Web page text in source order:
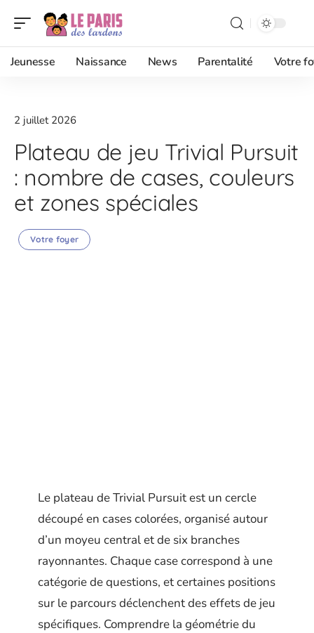
Jeunesse Naissance News Parentalité Votre
2 juillet 2026
Plateau de jeu Trivial Pursuit
: nombre de cases, couleurs
et zones spéciales
Votre foyer
Le plateau de Trivial Pursuit est un cercle
découpé en cases colorées, organisé autour
d’un moyeu central et de six branches
rayonnantes. Chaque case correspond à une
catégorie de questions, et certaines positions
sur le parcours déclenchent des effets de jeu
spécifiques. Comprendre la géométrie du